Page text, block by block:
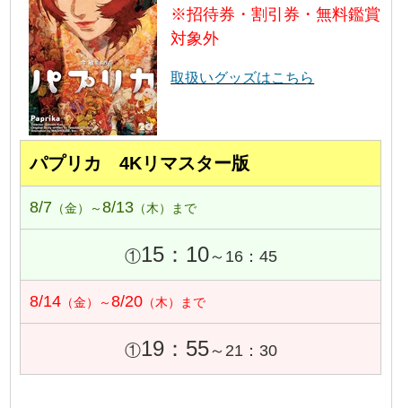
※招待券・割引券・無料鑑賞
対象外
取扱いグッズはこちら
パプリカ 4Kリマスター版
8/7 （金）～8/13 （木）まで
①15：10～16：45
8/14 （金）～8/20 （木）まで
①19：55～21：30